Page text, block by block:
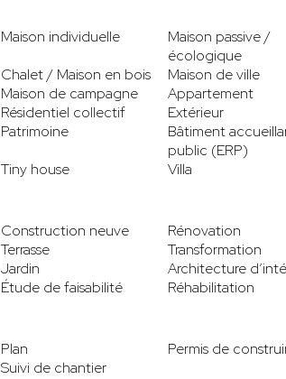
Maison individuelle
Maison passive /
écologique
Chalet / Maison en bois
Maison de ville
Maison de campagne
Appartement
Résidentiel collectif
Extérieur
Patrimoine
Bâtiment
public (ERP)
Tiny house
Villa
Construction neuve
Rénovation
Terrasse
Transformation
Jardin
Architecture
Étude de faisabilité
Réhabilitation
Plan
Permis de
Suivi de chantier